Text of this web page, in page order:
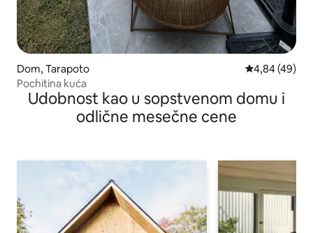
Dom, Tarapoto Prosečna
4,84 (49)
Pochitina kuća
Udobnost kao u sopstvenom domu i
odlične mesečne cene